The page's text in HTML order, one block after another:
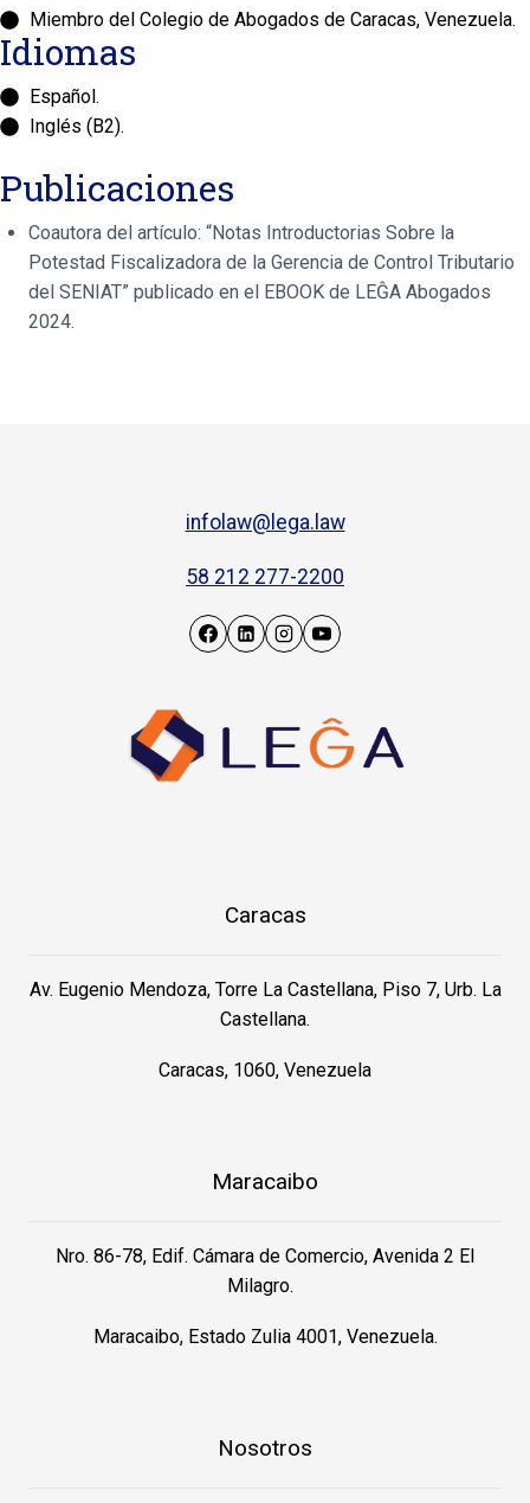
Miembro del Colegio de Abogados de Caracas, Venezuela.
Idiomas
Español.
Inglés (B2).
Publicaciones
Coautora del artículo: “Notas Introductorias Sobre la
Potestad Fiscalizadora de la Gerencia de Control Tributario
del SENIAT” publicado en el EBOOK de LEĜA Abogados
2024.
infolaw@lega.law
58 212 277-2200
Caracas
Av. Eugenio Mendoza, Torre La Castellana, Piso 7, Urb. La
Castellana.
Caracas, 1060, Venezuela
Maracaibo
Nro. 86-78, Edif. Cámara de Comercio, Avenida 2 El
Milagro.
Maracaibo, Estado Zulia 4001, Venezuela.
Nosotros